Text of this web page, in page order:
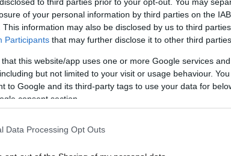
of your personal information by third parties on the
This information may also be disclosed by us to third
Participants that may further disclose it to other third parties.
that this website/app uses one or more Google services
but not limited to your visit or usage behaviour.
to Google and its third-party tags to use your data for
consent section.
Data Processing Opt Outs
επιτροπή της Διεθνούς Επιτροπής για τη
Ατλαντικού (International Commission for the
συναντήθηκε στη Μαδρίτη, προκειμένου